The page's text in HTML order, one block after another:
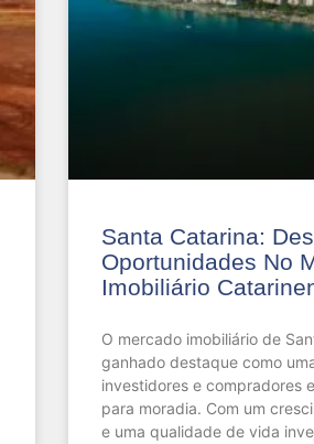
Santa Catarina:
Oportunidades No
Imobiliário
O mercado imobiliário de
ganhado destaque como
investidores e compradores
para moradia. Com um
e uma qualidade de vida